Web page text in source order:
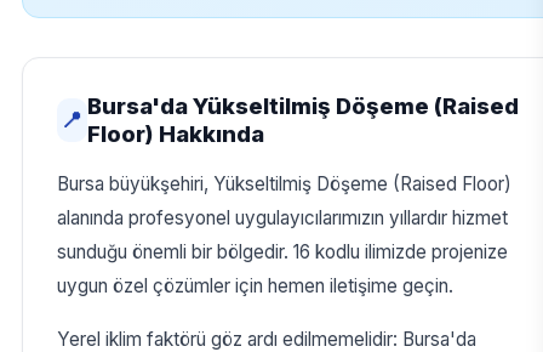
📍
Bursa'da Yükseltilmiş Döşeme (Raised
Floor) Hakkında
Bursa büyükşehiri, Yükseltilmiş Döşeme (Raised Floor)
alanında profesyonel uygulayıcılarımızın yıllardır hizmet
sunduğu önemli bir bölgedir. 16 kodlu ilimizde projenize
uygun özel çözümler için hemen iletişime geçin.
Yerel iklim faktörü göz ardı edilmemelidir: Bursa'da